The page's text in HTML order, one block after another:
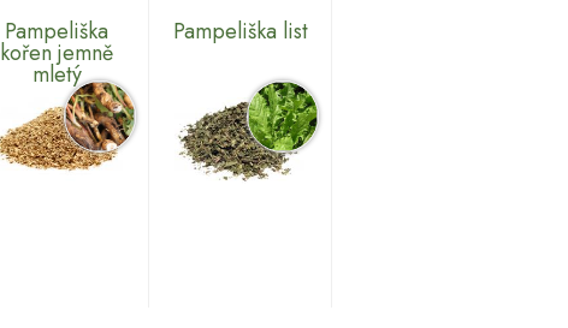
Pampeliška
kořen jemně
mletý
Pampeliška list